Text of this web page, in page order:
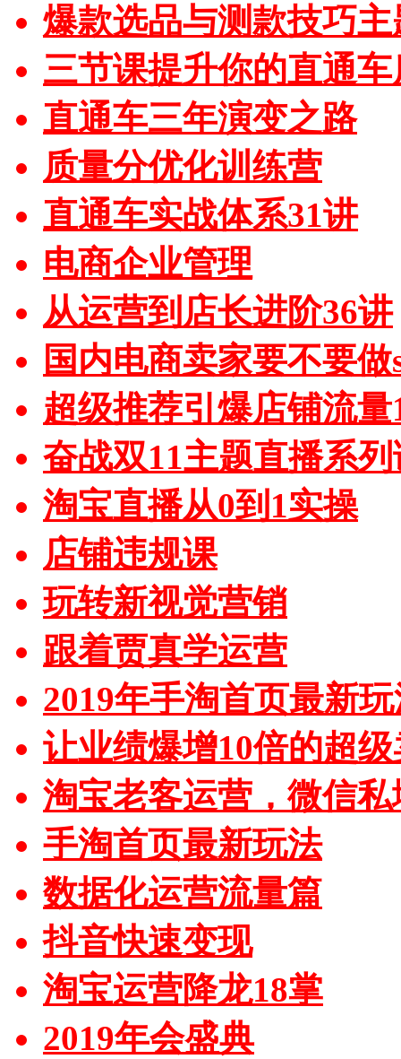
爆款选品与测款技巧主
三节课提升你的直通
直通车三年演变之路
质量分优化训练营
直通车实战体系31讲
电商企业管理
从运营到店长进阶36讲
国内电商卖家要不要做
超级推荐引爆店铺流量
奋战双11主题直播系列
淘宝直播从0到1实操
店铺违规课
玩转新视觉营销
跟着贾真学运营
2019年手淘首页最新
让业绩爆增10倍的超
淘宝老客运营，微信私
手淘首页最新玩法
数据化运营流量篇
抖音快速变现
淘宝运营降龙18掌
2019年会盛典